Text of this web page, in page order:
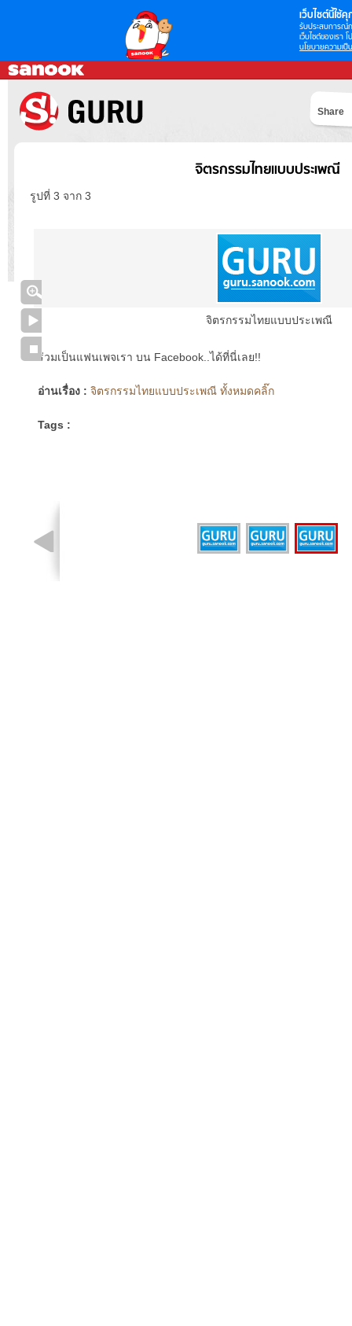
เว็บไซต์นี้ใช้คุ
รับประสบการณ์
เว็บไซต์ของเรา
นโยบายความเป็
Share
จิตรกรรมไทยแบบประเพณี
รูปที่ 3 จาก 3
จิตรกรรมไทยแบบประเพณี
ร่วมเป็นแฟนเพจเรา บน Facebook..ได้ที่นี่เลย!!
อ่านเรื่อง : จิตรกรรมไทยแบบประเพณี ทั้งหมดคลิ๊ก
Tags :